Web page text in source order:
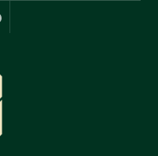
facebook